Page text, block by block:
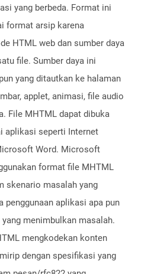
yang berbeda. Format ini
format arsip karena
HTML web dan sumber daya
file. Sumber daya ini
yang ditautkan ke halaman
applet, animasi, file audio
File MHTML dapat dibuka
aplikasi seperti Internet
Word. Microsoft
format file MHTML
skenario masalah yang
penggunaan aplikasi apa pun
menimbulkan masalah.
mengkodekan konten
dengan spesifikasi yang